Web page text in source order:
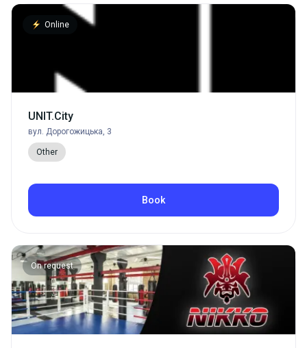
Online
UNIT.City
вул. Дорогожицька, 3
Other
Book
On request